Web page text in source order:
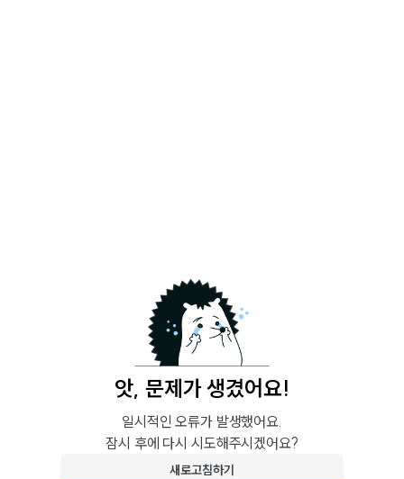
앗, 문제가 생겼어요!
일시적인 오류가 발생했어요.
잠시 후에 다시 시도해주시겠어요?
새로고침하기